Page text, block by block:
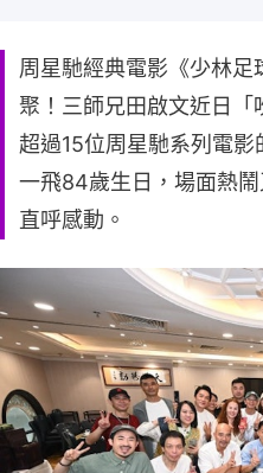
周星馳經典電影《少林
聚！三師兄田啟文近日
超過15位周星馳系列電
一飛84歲生日，場面熱
直呼感動。